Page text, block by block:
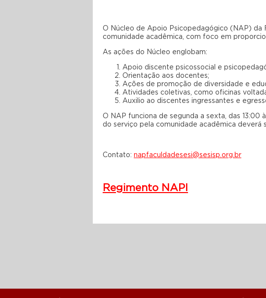
O Núcleo de Apoio Psicopedagógico (NAP) da
comunidade acadêmica, com foco em
As ações do Núcleo englobam:
Apoio discente psicossocial e
Orientação aos docentes;
Ações de promoção de diversidade e
Atividades coletivas, como oficinas
Auxilio ao discentes ingressantes e
O NAP funciona de segunda a sexta, das 13:00
do serviço pela comunidade acadêmica
Contato: napfaculdadesesi@sesisp.org.br
Regimento NAPI